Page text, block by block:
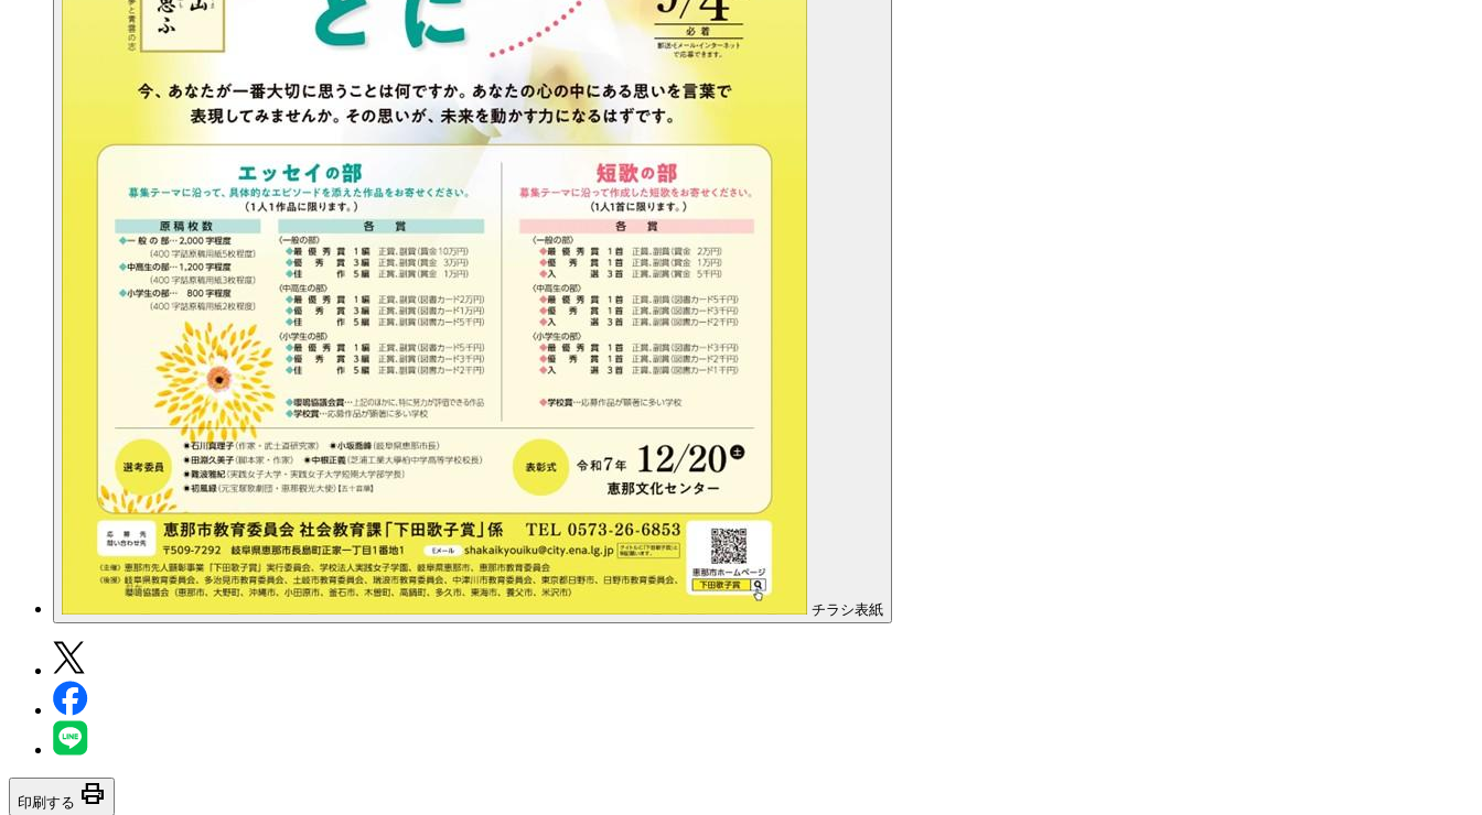
チラシ表紙
印刷する print